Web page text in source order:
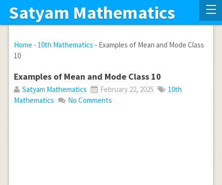
Satyam Mathematics
Home - 10th Mathematics - Examples of Mean and Mode Class
10
Examples of Mean and Mode Class 10
Satyam Mathematics February 22, 2025
10th
Mathematics
No Comments